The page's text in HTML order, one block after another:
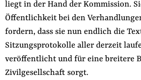
liegt in der Hand der Kommission.
Öffentlichkeit bei den
fordern, dass sie nun endlich die
Sitzungsprotokolle aller derzeit
veröffentlicht und für eine breitere
Zivilgesellschaft sorgt.